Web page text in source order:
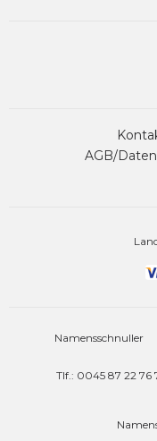
AGB/
Namensschnuller
Tlf.: 0045 87 22 76